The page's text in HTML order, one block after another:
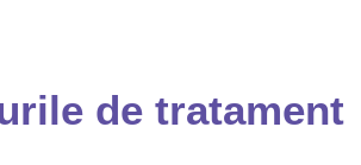
de tratament